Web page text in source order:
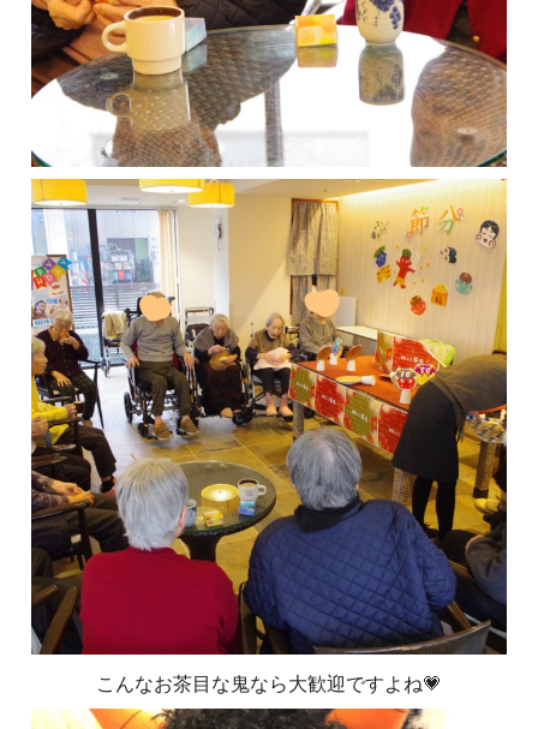
こんなお茶目な鬼なら大歓迎ですよね💗